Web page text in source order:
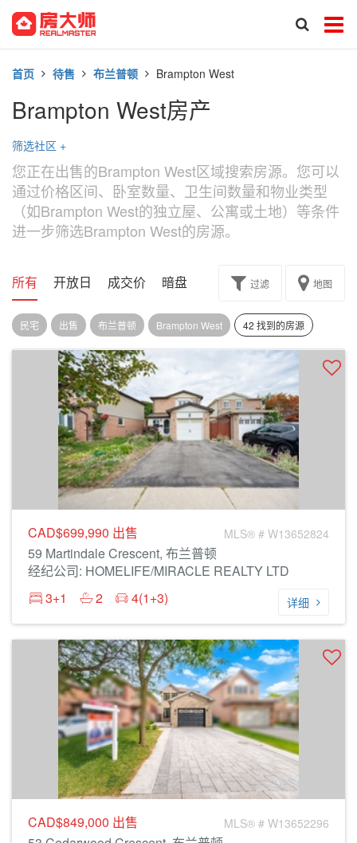
首页 待售 布兰普顿 Brampton West
Brampton West房产
筛选社区 +
您正在出售的Brampton West区域搜索房源。您可以
通过价格区间、卧室数量、卫生间数量和物业类型
（如Brampton West的独立屋、公寓或土地）等条件
进一步筛选Brampton West的房源。
所有 开放日 成交价 暗盘 楼花转让过滤 地图
民宅 出售 布兰普顿 Brampton West 42 找到的房源
CAD$699,990 出售 MLS® # W13652824
59 Martindale Crescent, 布兰普顿
经纪公司: HOMELIFE/MIRACLE REALTY LTD
3+1
2 4(1+3) 详细
CAD$849,000 出售 MLS® # W13652296